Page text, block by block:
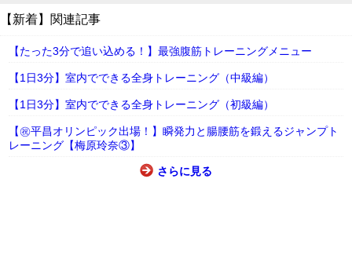
【新着】関連記事
【たった3分で追い込める！】最強腹筋トレーニングメニュー
【1日3分】室内でできる全身トレーニング（中級編）
【1日3分】室内でできる全身トレーニング（初級編）
【㊗平昌オリンピック出場！】瞬発力と腸腰筋を鍛えるジャンプト
レーニング【梅原玲奈③】
さらに見る